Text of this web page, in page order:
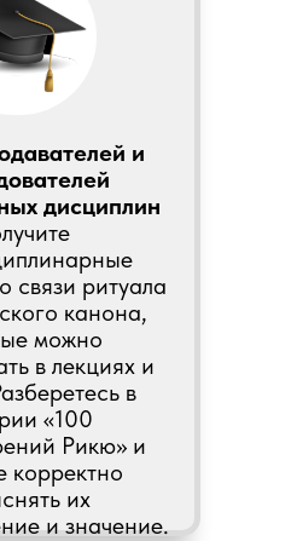
и
дисциплин
связи ритуала
канона,
можно
в лекциях и
в
«100
Рикю» и
корректно
их
и значение.